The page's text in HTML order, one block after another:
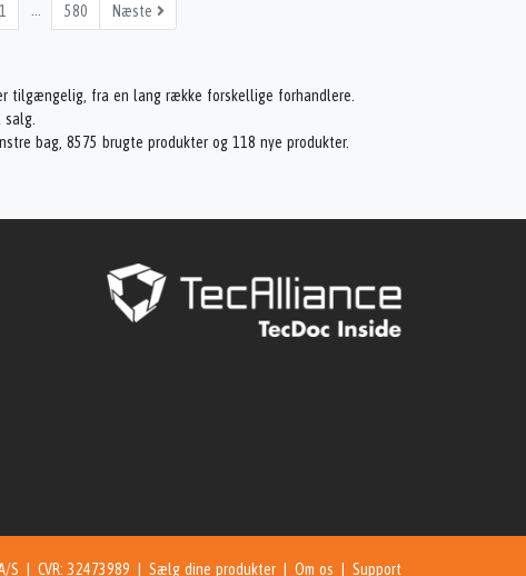
580 Næste
tilgængelig, fra en lang række forskellige forhandlere.
bag, 8575 brugte produkter og 118 nye produkter.
S | CVR: 32473989 | Sælg dine produkter | Om os | Support